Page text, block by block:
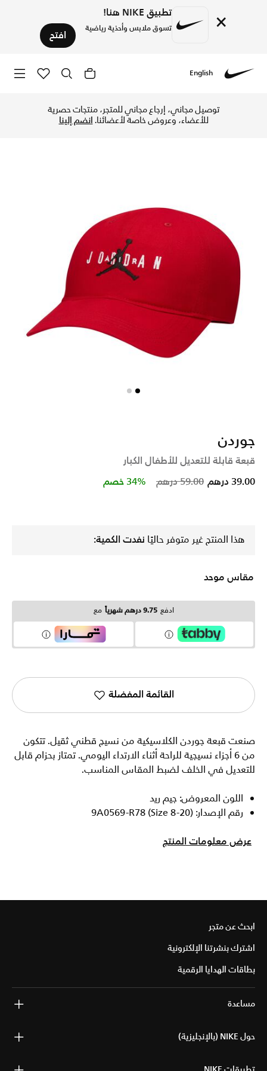
× تطبيق NIKE هنا!
تسوق ملابس وأحذية رياضية افتح
English
توصيل مجاني، إرجاع مجاني للمتجر، منتجات حصرية
للأعضاء، وعروض خاصة لأعضائنا.انضم إلينا
جوردن
قبعة قابلة للتعديل للأطفال الكبار
Price reduced from
59.00 درهم to 39.00 درهم 34% خصم
هذا المنتج غير متوفر حاليًا نفدت الكمية:
مقاس موحد
ادفع 9.75 درهم شهرياً مع
القائمة المفضلة
صنعت قبعة جوردن الكلاسيكية من نسيج قطني ثقيل. تتكون
من 6 أجزاء نسيجية للراحة أثناء الارتداء اليومي. تمتاز بحزام قابل
للتعديل في الخلف لضبط المقاس المناسب.
اللون المعروض: جيم ريد
رقم الإصدار: 9A0569-R78 (Size 8-20)
عرض معلومات المنتج
ابحث عن متجر
اشترك بنشرتنا الإلكترونية
بطاقات الهدايا الرقمية
مساعدة
حول NIKE (بالإنجليزية)